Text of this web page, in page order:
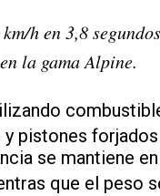
h en 3,8
la gama Alpine.
pistones
se mantiene
que el peso